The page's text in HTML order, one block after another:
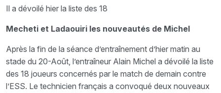
Il a dévoilé hier la liste des 18
Mecheti et Ladaouiri les nouveautés de Michel
Après la fin de la séance d’entraînement d’hier matin au
stade du 20-Août, l’entraîneur Alain Michel a dévoilé la liste
des 18 joueurs concernés par le match de demain contre
l’ESS. Le technicien français a convoqué deux nouveaux